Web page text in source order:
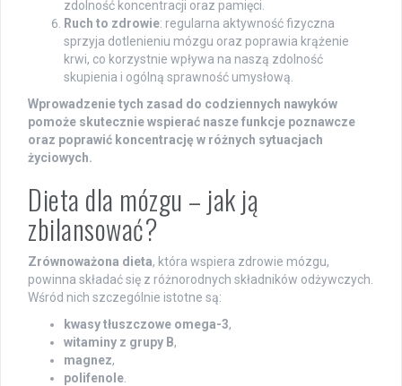
zdolność koncentracji oraz pamięci.
Ruch to zdrowie: regularna aktywność fizyczna
sprzyja dotlenieniu mózgu oraz poprawia krążenie
krwi, co korzystnie wpływa na naszą zdolność
skupienia i ogólną sprawność umysłową.
Wprowadzenie tych zasad do codziennych nawyków
pomoże skutecznie wspierać nasze funkcje poznawcze
oraz poprawić koncentrację w różnych sytuacjach
życiowych.
Dieta dla mózgu – jak ją
zbilansować?
Zrównoważona dieta, która wspiera zdrowie mózgu,
powinna składać się z różnorodnych składników odżywczych.
Wśród nich szczególnie istotne są:
kwasy tłuszczowe omega-3,
witaminy z grupy B,
magnez,
polifenole